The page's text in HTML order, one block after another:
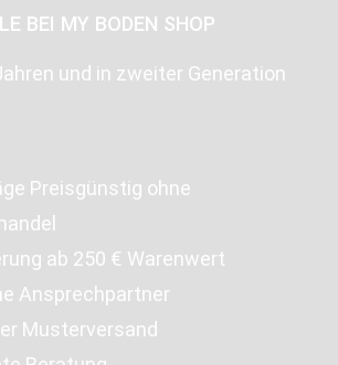
BEI MY BODEN SHOP
und in zweiter Generation
Preisgünstig ohne
ab 250 € Warenwert
Ansprechpartner
Musterversand